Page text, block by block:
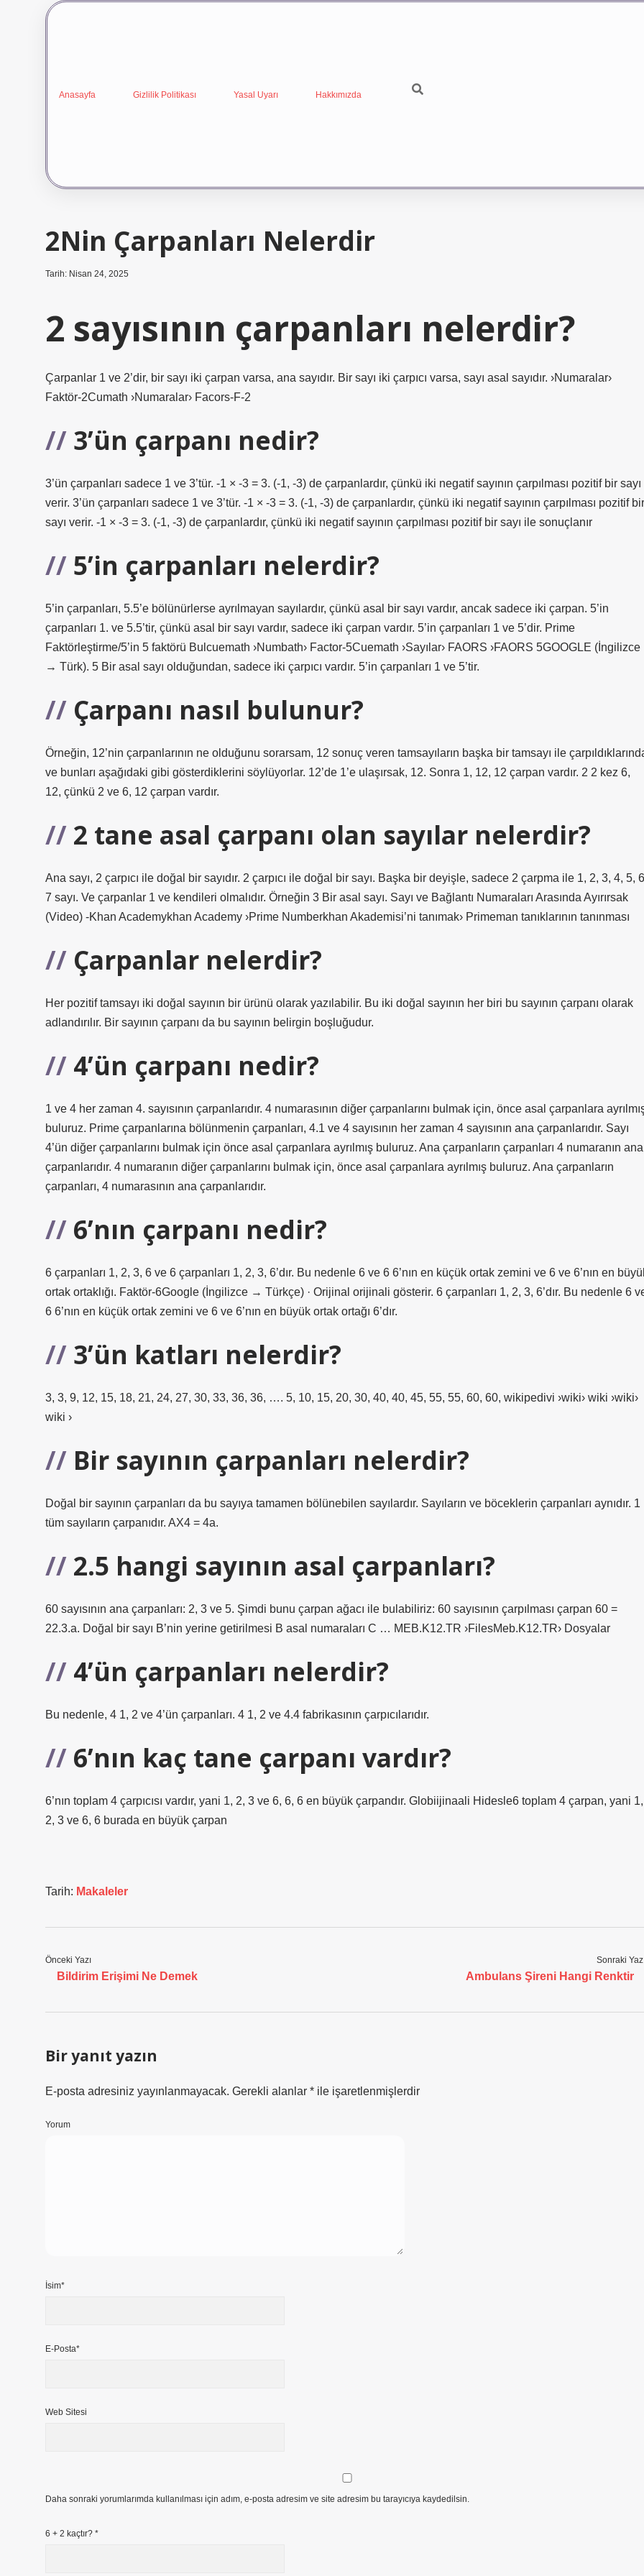
Anasayfa Gizlilik Politikası Yasal Uyarı Hakkımızda
2Nin Çarpanları Nelerdir
Tarih: Nisan 24, 2025
2 sayısının çarpanları nelerdir?
Çarpanlar 1 ve 2’dir, bir sayı iki çarpan varsa, ana sayıdır. Bir sayı iki çarpıcı varsa, sayı asal sayıdır. ›Numaralar›
Faktör-2Cumath ›Numaralar› Facors-F-2
3’ün çarpanı nedir?
3’ün çarpanları sadece 1 ve 3’tür. -1 × -3 = 3. (-1, -3) de çarpanlardır, çünkü iki negatif sayının çarpılması pozitif bir sayı
verir. 3’ün çarpanları sadece 1 ve 3’tür. -1 × -3 = 3. (-1, -3) de çarpanlardır, çünkü iki negatif sayının çarpılması pozitif bir
sayı verir. -1 × -3 = 3. (-1, -3) de çarpanlardır, çünkü iki negatif sayının çarpılması pozitif bir sayı ile sonuçlanır
5’in çarpanları nelerdir?
5’in çarpanları, 5.5’e bölünürlerse ayrılmayan sayılardır, çünkü asal bir sayı vardır, ancak sadece iki çarpan. 5’in
çarpanları 1. ve 5.5’tir, çünkü asal bir sayı vardır, sadece iki çarpan vardır. 5’in çarpanları 1 ve 5’dir. Prime
Faktörleştirme/5’in 5 faktörü Bulcuemath ›Numbath› Factor-5Cuemath ›Sayılar› FAORS ›FAORS 5GOOGLE (İngilizce
→ Türk). 5 Bir asal sayı olduğundan, sadece iki çarpıcı vardır. 5’in çarpanları 1 ve 5’tir.
Çarpanı nasıl bulunur?
Örneğin, 12’nin çarpanlarının ne olduğunu sorarsam, 12 sonuç veren tamsayıların başka bir tamsayı ile
ve bunları aşağıdaki gibi gösterdiklerini söylüyorlar. 12’de 1’e ulaşırsak, 12. Sonra 1, 12, 12 çarpan vardır. 2 2 kez 6,
12, çünkü 2 ve 6, 12 çarpan vardır.
2 tane asal çarpanı olan sayılar nelerdir?
Ana sayı, 2 çarpıcı ile doğal bir sayıdır. 2 çarpıcı ile doğal bir sayı. Başka bir deyişle, sadece 2 çarpma ile 1, 2, 3, 4, 5,
7 sayı. Ve çarpanlar 1 ve kendileri olmalıdır. Örneğin 3 Bir asal sayı. Sayı ve Bağlantı Numaraları Arasında Ayırırsak
(Video) -Khan Academykhan Academy ›Prime Numberkhan Akademisi’ni tanımak› Primeman tanıklarının tanınması
Çarpanlar nelerdir?
Her pozitif tamsayı iki doğal sayının bir ürünü olarak yazılabilir. Bu iki doğal sayının her biri bu sayının çarpanı olarak
adlandırılır. Bir sayının çarpanı da bu sayının belirgin boşluğudur.
4’ün çarpanı nedir?
1 ve 4 her zaman 4. sayısının çarpanlarıdır. 4 numarasının diğer çarpanlarını bulmak için, önce asal çarpanlara
buluruz. Prime çarpanlarına bölünmenin çarpanları, 4.1 ve 4 sayısının her zaman 4 sayısının ana çarpanlarıdır. Sayı
4’ün diğer çarpanlarını bulmak için önce asal çarpanlara ayrılmış buluruz. Ana çarpanların çarpanları 4 numaranın ana
çarpanlarıdır. 4 numaranın diğer çarpanlarını bulmak için, önce asal çarpanlara ayrılmış buluruz. Ana çarpanların
çarpanları, 4 numarasının ana çarpanlarıdır.
6’nın çarpanı nedir?
6 çarpanları 1, 2, 3, 6 ve 6 çarpanları 1, 2, 3, 6’dır. Bu nedenle 6 ve 6 6’nın en küçük ortak zemini ve 6 ve 6’nın en
ortak ortaklığı. Faktör-6Google (İngilizce → Türkçe) · Orijinal orijinali gösterir. 6 çarpanları 1, 2, 3, 6’dır. Bu nedenle 6
6 6’nın en küçük ortak zemini ve 6 ve 6’nın en büyük ortak ortağı 6’dır.
3’ün katları nelerdir?
3, 3, 9, 12, 15, 18, 21, 24, 27, 30, 33, 36, 36, …. 5, 10, 15, 20, 30, 40, 40, 45, 55, 55, 60, 60, wikipedivi ›wiki› wiki ›wiki›
wiki ›
Bir sayının çarpanları nelerdir?
Doğal bir sayının çarpanları da bu sayıya tamamen bölünebilen sayılardır. Sayıların ve böceklerin çarpanları aynıdır. 1
tüm sayıların çarpanıdır. AX4 = 4a.
2.5 hangi sayının asal çarpanları?
60 sayısının ana çarpanları: 2, 3 ve 5. Şimdi bunu çarpan ağacı ile bulabiliriz: 60 sayısının çarpılması çarpan 60 =
22.3.a. Doğal bir sayı B’nin yerine getirilmesi B asal numaraları C … MEB.K12.TR ›FilesMeb.K12.TR› Dosyalar
4’ün çarpanları nelerdir?
Bu nedenle, 4 1, 2 ve 4’ün çarpanları. 4 1, 2 ve 4.4 fabrikasının çarpıcılarıdır.
6’nın kaç tane çarpanı vardır?
6’nın toplam 4 çarpıcısı vardır, yani 1, 2, 3 ve 6, 6, 6 en büyük çarpandır. Globiijinaali Hidesle6 toplam 4 çarpan, yani 1,
2, 3 ve 6, 6 burada en büyük çarpan
Tarih: Makaleler
Önceki Yazı
Bildirim Erişimi Ne Demek
Sonraki
Ambulans Şireni Hangi Renktir
Bir yanıt yazın
E-posta adresiniz yayınlanmayacak. Gerekli alanlar * ile işaretlenmişlerdir
Yorum
İsim*
E-Posta*
Web Sitesi
Daha sonraki yorumlarımda kullanılması için adım, e-posta adresim ve site adresim bu tarayıcıya kaydedilsin.
6 + 2 kaçtır? *